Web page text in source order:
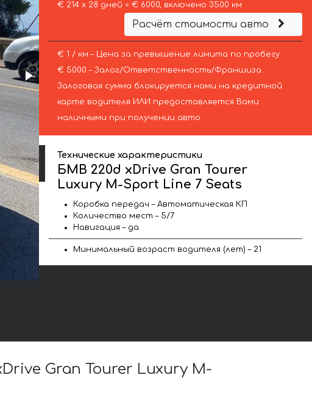
€ 214 х 28 дней = € 6000, включено 3500 км
Расчёт стоимости авто
€ 1 / км – Цена за превышение лимита по пробегу
€ 5000 – Залог/Ответственность/Франшиза.
Залоговая сумма блокируется нами на кредитной
карте водителя ИЛИ предоставляется Вами
наличными при получении авто.
Технические характеристики
БМВ 220d xDrive Gran Tourer
Luxury M-Sport Line 7 Seats
Коробка передач – Автоматическая КП
Количество мест – 5/7
Навигация – да
Минимальный возраст водителя (лет) – 21
Gran Tourer Luxury M-